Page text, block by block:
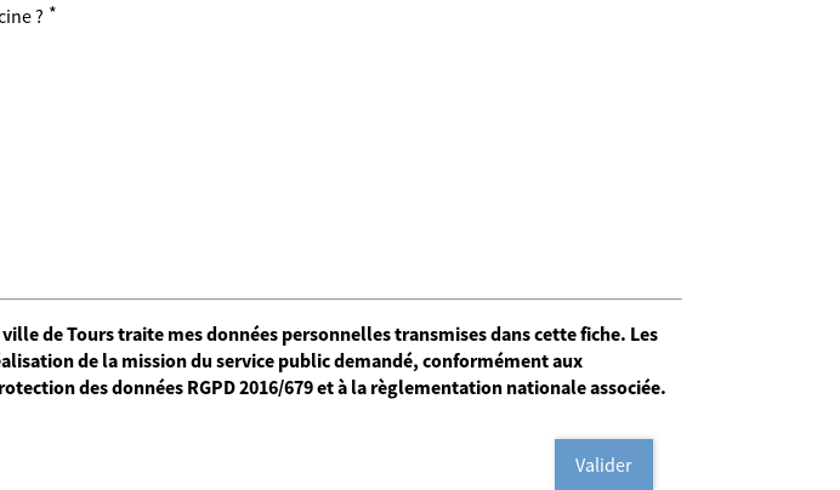
? *
de Tours traite mes données personnelles transmises dans cette fiche. Les
de la mission du service public demandé, conformément aux
des données RGPD 2016/679 et à la règlementation nationale associée.
Valider